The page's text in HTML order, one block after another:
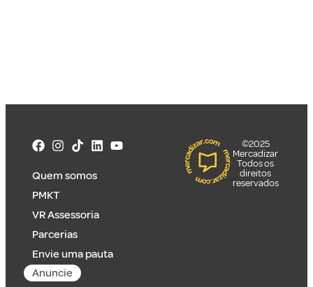
Quem somos
PMKT
VR Assessoria
Parcerias
Envie uma pauta
Anuncie
©2025
Mercadizar
Todos os
direitos
reservados